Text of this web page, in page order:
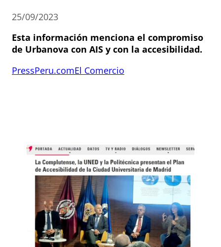
25/09/2023
Esta información menciona el compromiso
de Urbanova con AIS y con la accesibilidad.
PressPeru.comEl Comercio